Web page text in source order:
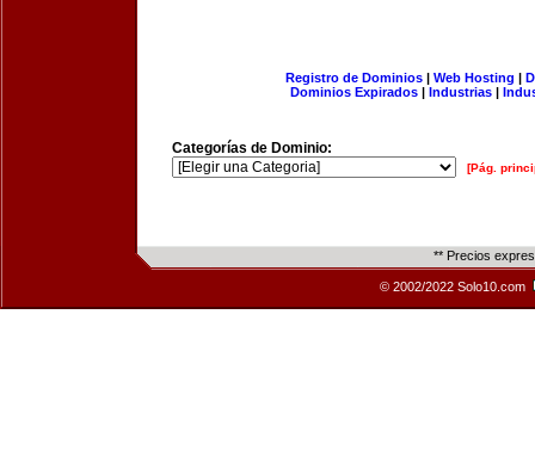
Registro de Dominios| Web Hosting |
Dominios Expirados | Industrias |
Categorías de Dominio:
[Pág.
** Precios
© 2002/2022 Solo10.com